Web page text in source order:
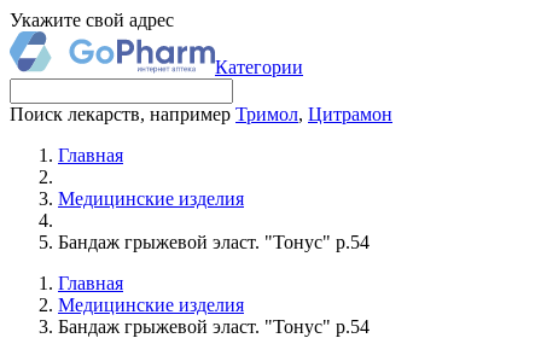
Укажите свой адрес
Категории
Поиск лекарств, например Тримол, Цитрамон
Главная
Медицинские изделия
Бандаж грыжевой эласт. "Тонус" р.54
Главная
Медицинские изделия
Бандаж грыжевой эласт. "Тонус" р.54